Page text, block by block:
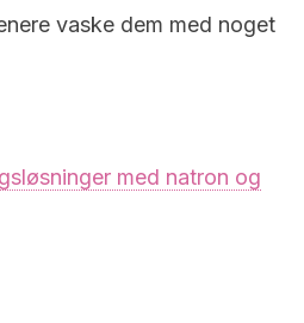
vaske dem med noget
med natron og